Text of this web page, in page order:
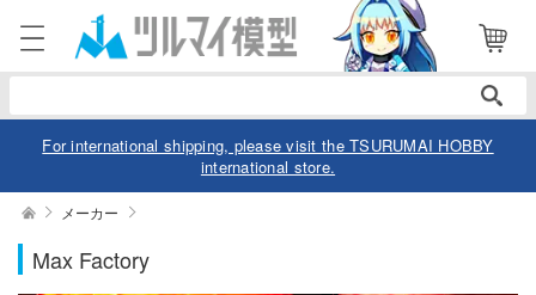
For international shipping, please visit the TSURUMAI HOBBY
international store.
メーカー
Max Factory
表示商品
電話で注文・問い合わせ
052-744-0979
会員登録
品 閲覧履歴